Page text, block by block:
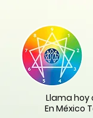
​Llama hoy
En México